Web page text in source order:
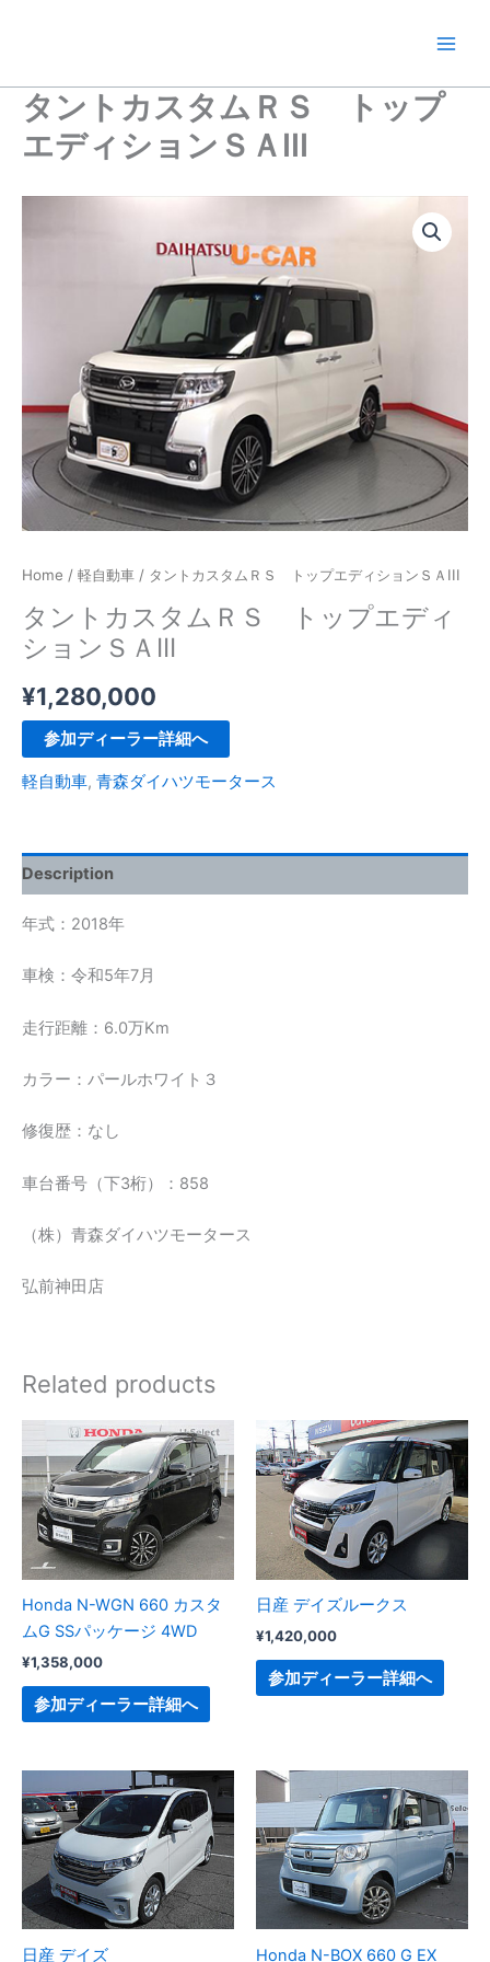
ス タントカスタムＲＳ トップ
エディションＳＡIII
Home / 軽自動車 / タントカスタムＲＳ トップエディションＳＡIII
タントカスタムＲＳ トップエディ
ションＳＡIII
¥1,280,000
参加ディーラー詳細へ
軽自動車, 青森ダイハツモータース
Description
年式：2018年
車検：令和5年7月
走行距離：6.0万Km
カラー：パールホワイト３
修復歴：なし
車台番号（下3桁）：858
（株）青森ダイハツモータース
弘前神田店
Related products
Honda N-WGN 660 カスタ
ムG SSパッケージ 4WD
¥1,358,000
参加ディーラー詳細へ
日産 デイズルークス
¥1,420,000
参加ディーラー詳細へ
日産 デイズ Honda N-BOX 660 G EX